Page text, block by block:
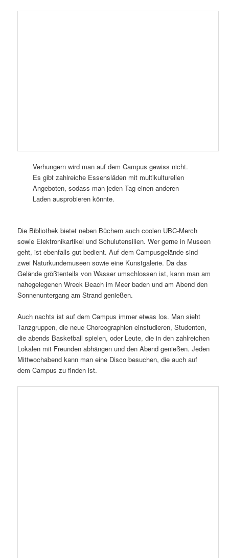
Verhungern wird man auf dem Campus gewiss nicht.
Es gibt zahlreiche Essensläden mit multikulturellen
Angeboten, sodass man jeden Tag einen anderen
Laden ausprobieren könnte.
Die Bibliothek bietet neben Büchern auch coolen UBC-Merch
sowie Elektronikartikel und Schulutensilien. Wer gerne in Museen
geht, ist ebenfalls gut bedient. Auf dem Campusgelände sind
zwei Naturkundemuseen sowie eine Kunstgalerie. Da das
Gelände größtenteils von Wasser umschlossen ist, kann man am
nahegelegenen Wreck Beach im Meer baden und am Abend den
Sonnenuntergang am Strand genießen.
Auch nachts ist auf dem Campus immer etwas los. Man sieht
Tanzgruppen, die neue Choreographien einstudieren, Studenten,
die abends Basketball spielen, oder Leute, die in den zahlreichen
Lokalen mit Freunden abhängen und den Abend genießen. Jeden
Mittwochabend kann man eine Disco besuchen, die auch auf
dem Campus zu finden ist.